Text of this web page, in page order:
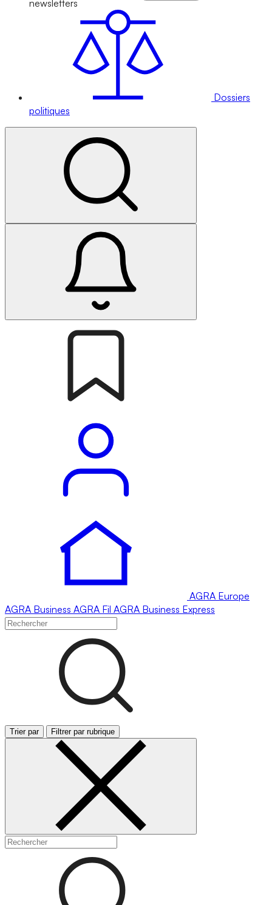
newsletters
Dossiers
politiques
AGRA Europe
AGRA Business AGRA Fil AGRA Business Express
Trier par Filtrer par rubrique